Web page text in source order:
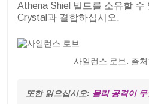
Athena Shiel 빌드를 소유할 수
Crystal과 결합하십시오.
사일런스 로브. 출
또한 읽으십시오: 물리 공격이